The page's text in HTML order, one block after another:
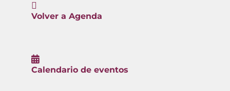

Volver a Agenda

Calendario de eventos